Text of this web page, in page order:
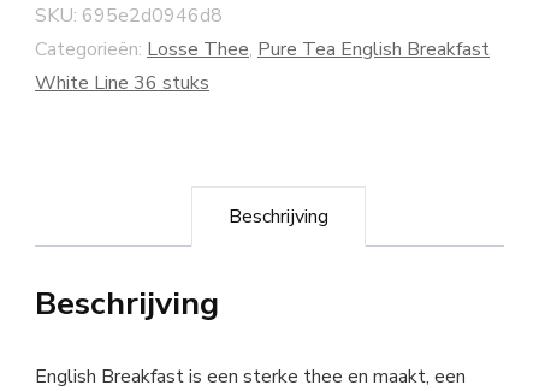
SKU: 695e2d0946d8
Categorieën: Losse Thee, Pure Tea English Breakfast
White Line 36 stuks
Beschrijving
Beschrijving
English Breakfast is een sterke thee en maakt, een